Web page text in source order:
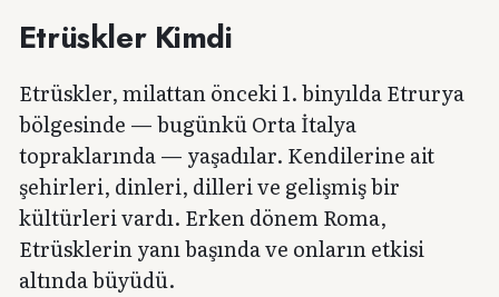
Etrüskler Kimdi
Etrüskler, milattan önceki 1. binyılda Etrurya
bölgesinde — bugünkü Orta İtalya
topraklarında — yaşadılar. Kendilerine ait
şehirleri, dinleri, dilleri ve gelişmiş bir
kültürleri vardı. Erken dönem Roma,
Etrüsklerin yanı başında ve onların etkisi
altında büyüdü.